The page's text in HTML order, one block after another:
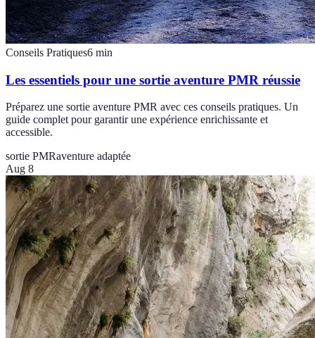
Conseils Pratiques6 min
Les essentiels pour une sortie aventure PMR réussie
Préparez une sortie aventure PMR avec ces conseils pratiques. Un
guide complet pour garantir une expérience enrichissante et
accessible.
sortie PMRaventure adaptée
Aug 8